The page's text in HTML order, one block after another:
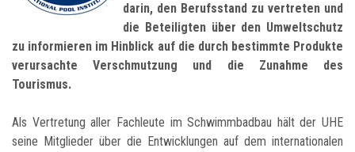
darin, den Berufsstand zu vertreten und
die Beteiligten über den Umweltschutz
zu informieren im Hinblick auf die durch bestimmte Produkte
verursachte Verschmutzung und die Zunahme des
Tourismus.
Als Vertretung aller Fachleute im Schwimmbadbau hält der UHE
seine Mitglieder über die Entwicklungen auf dem internationalen